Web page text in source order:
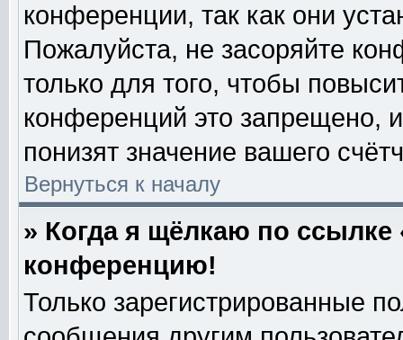
конференции, так как они
Пожалуйста, не засоряйте
только для того, чтобы
конференций это запрещено,
понизят значение вашего
Вернуться к началу
» Когда я щёлкаю по ссылке
конференцию!
Только зарегистрированные